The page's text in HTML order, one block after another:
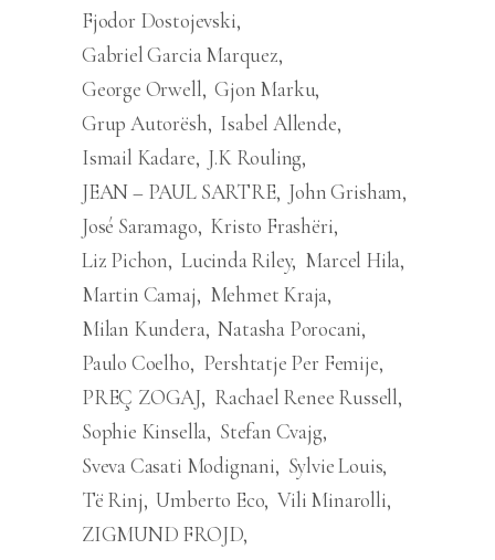
Fjodor Dostojevski
Gabriel Garcia Marquez
George Orwell Gjon Marku
Grup Autorësh Isabel Allende
Ismail Kadare J.K Rouling
JEAN – PAUL SARTRE John Grisham
José Saramago Kristo Frashëri
Liz Pichon Lucinda Riley Marcel Hila
Martin Camaj
Mehmet Kraja
Milan Kundera Natasha Porocani
Paulo Coelho
Pershtatje Per Femije
PREÇ ZOGAJ
Rachael Renee Russell
Sophie Kinsella Stefan Cvajg
Sveva Casati Modignani
Sylvie Louis
Të Rinj Umberto Eco Vili Minarolli
ZIGMUND FROJD